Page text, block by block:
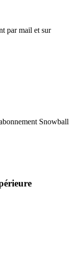
par mail et sur
Snowball